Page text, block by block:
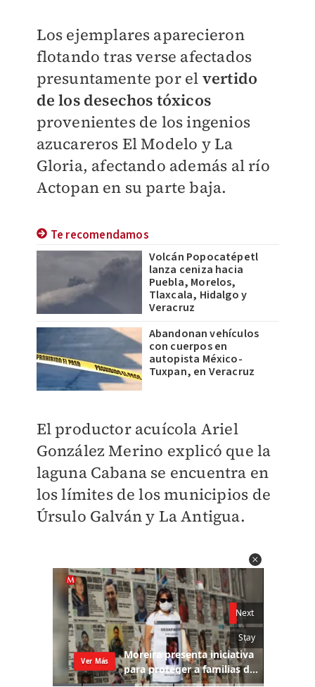
Los ejemplares aparecieron
flotando tras verse afectados
presuntamente por el vertido
de los desechos tóxicos
provenientes de los ingenios
azucareros El Modelo y La
Gloria, afectando además al río
Actopan en su parte baja.
Te recomendamos
Volcán Popocatépetl
lanza ceniza hacia
Puebla, Morelos,
Tlaxcala, Hidalgo y
Veracruz
Abandonan vehículos
con cuerpos en
autopista México-
Tuxpan, en Veracruz
El productor acuícola Ariel
González Merino explicó que la
laguna Cabana se encuentra en
los límites de los municipios de
Úrsulo Galván y La Antigua.